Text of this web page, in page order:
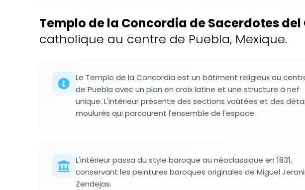
Templo de la Concordia de Sacerdotes
catholique au centre de Puebla, Mexique.
Le Templo de la Concordia est un bâtiment religieux au
de Puebla avec un plan en croix latine et une structure à nef
unique. L'intérieur présente des sections voûtées et des
moulurés qui parcourent l'ensemble de l'espace.
L'intérieur passa du style baroque au néoclassique en 1831,
conservant les peintures baroques originales de Miguel
Zendejas.